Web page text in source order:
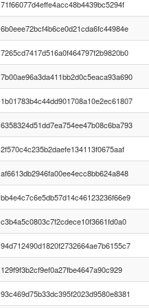
71f66077d4effe4acc48b4439bc5294f
6b0eee72bcf4b6ce0d21cda6fc44984e
7265cd7417d516a0f464797f2b9820b0
7b00ae96a3da411bb2d0c5eaca93a690
1b01783b4c44dd901708a10e2ec61807
6358324d51dd7ea754ee47b08c6ba793
2f570c4c235b2daefe134113f0675aaf
af6613db2946fa00ee4ecc8bb624a848
bb4e4c7c6e5db57d14c46123236f66e9
c3b4a5c0803c7f2cdece10f3661fd0a0
94d712490d1820f2732664ae7b6155c7
129f9f3b2cf9ef0a27fbe4647a90c929
93c469d75b33dc395f2023d9580e8381